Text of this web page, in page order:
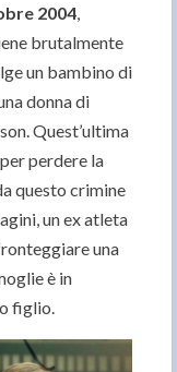
2004,
brutalmente
un bambino di
donna di
Quest’ultima
perdere la
questo crimine
un ex atleta
una
è in
figlio.